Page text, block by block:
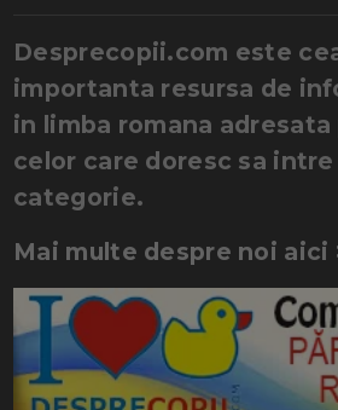
Desprecopii.com este
importanta resursa de
in limba romana
celor care doresc sa
categorie.
Mai multe despre noi aici